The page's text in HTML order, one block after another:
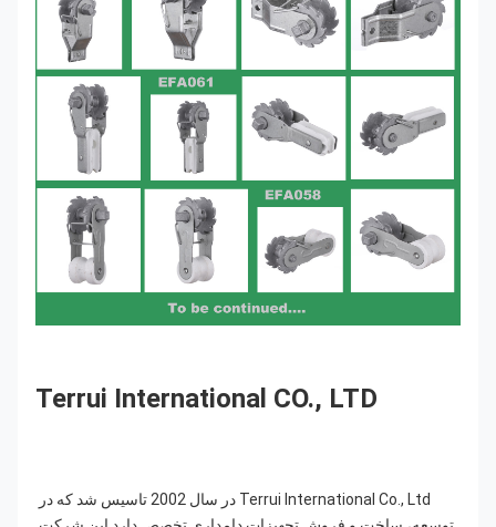
Terrui International CO., LTD